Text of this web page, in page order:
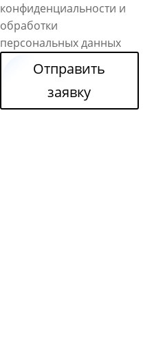
конфиденциальности и
обработки
персональных данных
Отправить
заявку